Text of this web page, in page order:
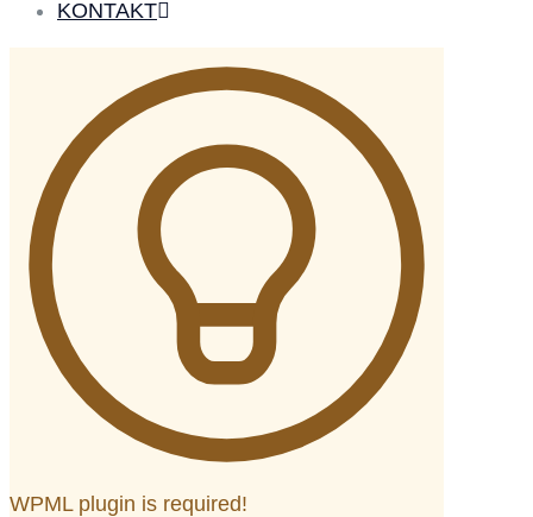
KONTAKT
WPML plugin is required!